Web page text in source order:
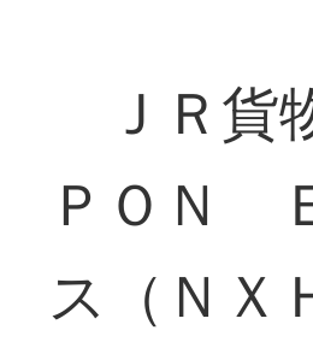
ＪＲ貨
ＰＯＮ
ス（ＮＸ